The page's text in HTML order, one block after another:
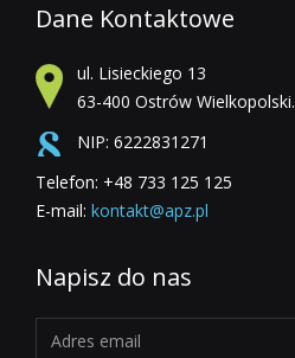
Dane Kontaktowe
ul. Lisieckiego 13
63-400 Ostrów Wielkopolski.
NIP: 6222831271
Telefon: +48 733 125 125
E-mail: kontakt@apz.pl
Napisz do nas